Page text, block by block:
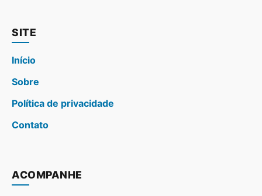
SITE
Início
Sobre
Política de privacidade
Contato
ACOMPANHE